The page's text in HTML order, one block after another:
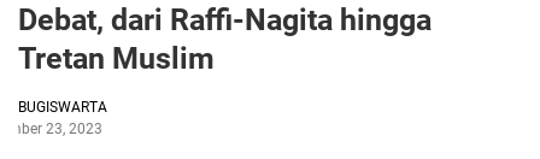
Debat, dari Raffi-Nagita hingga
Tretan Muslim
BUGISWARTA
23, 2023